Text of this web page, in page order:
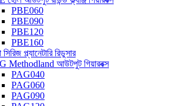
PBE060
PBE090
PBE120
PBE160
প্ল্যানেটারি রিডুসার
Methodland আউটপুট গিয়ারবক্স
PAG040
PAG060
PAG090